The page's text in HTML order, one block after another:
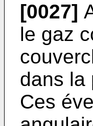
[0027]
le gaz
dans la
Ces